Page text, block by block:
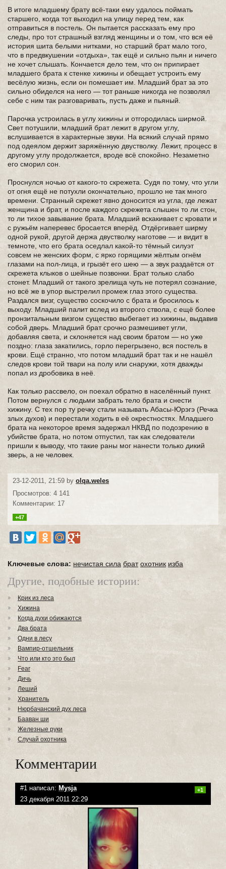
В итоге младшему брату всё-таки ему удалось поймать
старшего, когда тот выходил на улицу перед тем, как
отправиться в постель. Он пытается рассказать ему про
следы, про тот страшный взгляд женщины и о том, что вся её
история шита белыми нитками, но старший брат мало того,
что в предвкушении «отдыха», так ещё и сильно пьян и ничего
не хочет слышать. Кончается дело тем, что он припирает
младшего брата к стенке хижины и обещает устроить ему
весёлую жизнь, если он помешает им. Младший брат за это
сильно обиделся на него — тот раньше никогда не позволял
себе с ним так разговаривать, пусть даже и пьяный.
Парочка устроилась в углу хижины и отгородилась ширмой.
Свет потушили, младший брат лежит в другом углу,
вслушивается в характерные звуки. На всякий случай прямо
под одеялом держит заряжённую двустволку. Лежит, процесс в
другому углу продолжается, вроде всё спокойно. Незаметно
его сморил сон.
Проснулся ночью от какого-то скрежета. Судя по тому, что угли
от огня ещё не потухли окончательно, прошло не так много
времени. Странный скрежет явно доносится из угла, где лежат
женщина и брат, и после каждого скрежета слышен то ли стон,
то ли тихое завывание брата. Младший вскакивает с кровати и
с ружьём наперевес бросается вперёд. Отдёргивает ширму
одной рукой, другой держа двустволку наготове — и видит в
темноте, что его брата оседлал какой-то тёмный силуэт
совсем не женских форм, с ярко горящими жёлтым огнём
глазами на пол-лица, и грызёт его шею — а звук раздаётся от
скрежета клыков о шейные позвонки. Брат только слабо
стонет. Младший от такого зрелища чуть не потерял сознание,
но всё же в упор выстрелил промеж глаз этого существа.
Раздался визг, существо соскочило с брата и бросилось к
выходу. Младший палит вслед из второго ствола, с ещё более
пронзитальным визгом существо выбегает из хижины, выдавив
собой дверь. Младший брат срочно размешивет угли,
добавляя света, и склоняется над своим братом — но уже
поздно: глаза закатились, горло перегрызено, вся постель в
крови. Ещё странно, что потом младший брат так и не нашёл
следов крови той твари на полу или снаружи, хотя дважды
попал из дробовика в неё.
Как только рассвело, он поехал обратно в населённый пункт.
Потом вернулся с людьми забрать тело брата и снести
хижину. С тех пор ту речку стали называть Абасы-Юрэгэ (Речка
злых духов) и перестали ходить в её окрестностях. Младшего
брата на некоторое время задержал НКВД по подозрению в
убийстве брата, но потом отпустил, так как следователи
пришли к выводу, что такие раны мог нанести только дикий
зверь, а не человек.
23-12-2011, 21:59 by olqa.weles
Просмотров: 4 141
Комментарии: 17
+47
Ключевые слова: нечистая сила брат охотник изба
Другие, подобные истории:
Крик из леса
Хижина
Когда духи обижаются
Два брата
Одни в лесу
Вампир-отшельник
Что или кто это был
Fear
Дичь
Леший
Хранитель
Нюрбачанский дух леса
Бааван ши
Железные руки
Случай охотника
Комментарии
#1 написал: Mysja +1
23 декабря 2011 22:29